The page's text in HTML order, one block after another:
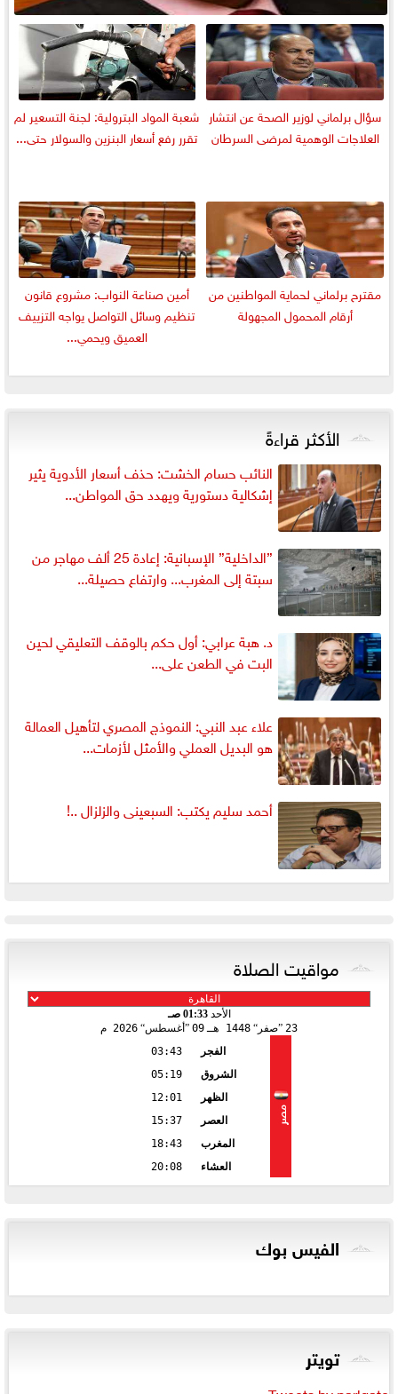
سؤال برلماني لوزير الصحة عن انتشار
العلاجات الوهمية لمرضى السرطان
شعبة المواد البترولية: لجنة التسعير لم
تقرر رفع أسعار البنزين والسولار حتى...
مقترح برلماني لحماية المواطنين من
أرقام المحمول المجهولة
أمين صناعة النواب: مشروع قانون
تنظيم وسائل التواصل يواجه التزييف
العميق ويحمي...
الأكثر قراءةً
النائب حسام الخشت: حذف أسعار الأدوية يثير
إشكالية دستورية ويهدد حق المواطن...
”الداخلية” الإسبانية: إعادة 25 ألف مهاجر من
سبتة إلى المغرب... وارتفاع حصيلة...
د. هبة عرابي: أول حكم بالوقف التعليقي لحين
البت في الطعن على...
علاء عبد النبي: النموذج المصري لتأهيل العمالة
هو البديل العملي والأمثل لأزمات...
أحمد سليم يكتب: السبعينى والزلزال ..!
مواقيت الصلاة
الأحد01:33 صـ
23
صفر 1448 هـ 09 أغسطس 2026 م
مصر
الفجر
03:43
الشروق
05:19
الظهر
12:01
العصر
15:37
المغرب
18:43
العشاء
20:08
الفيس بوك
تويتر